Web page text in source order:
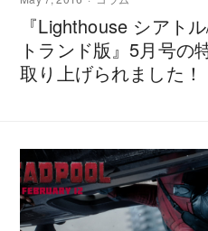
『Lighthouse シアト
トランド版』5月号の
取り上げられました！